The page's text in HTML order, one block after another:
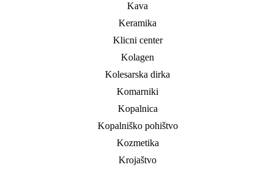
Kava
Keramika
Klicni center
Kolagen
Kolesarska dirka
Komarniki
Kopalnica
Kopalniško pohištvo
Kozmetika
Krojaštvo